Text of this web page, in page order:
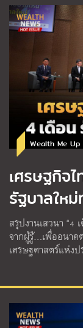
Wealth Me Up
เศรษฐกิจ
รัฐบาลใหม่
สรุปงานเสวนา “4
จากผู้รู้…เพื่ออนาค
เศรษฐศาสตร์แห่งป